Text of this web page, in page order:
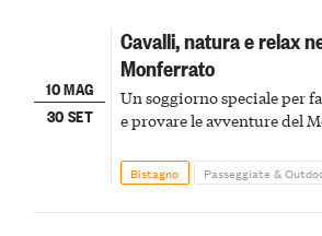
10 MAG
30 SET
Cavalli, natura e relax
Monferrato
Un soggiorno speciale per
e provare le avventure del
Bistagno Passeggiate &